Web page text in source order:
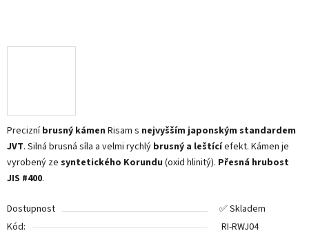
Precizníbrusný kámen Risam s nejvyšším japonským standardem
JVT. Silná brusná síla a velmi rychlý brusný a leštícíefekt. Kámen je
vyrobený ze syntetického Korundu (oxid hlinitý). Přesná hrubost
JIS #400.
Dostupnost
✅ Skladem
Kód:
RI-RWJ04